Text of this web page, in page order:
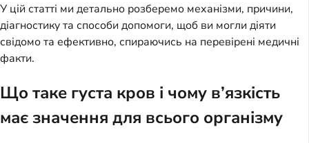
У цій статті ми детально розберемо механізми, причини,
діагностику та способи допомоги, щоб ви могли діяти
свідомо та ефективно, спираючись на перевірені медичні
факти.
Що таке густа кров і чому в’язкість
має значення для всього організму